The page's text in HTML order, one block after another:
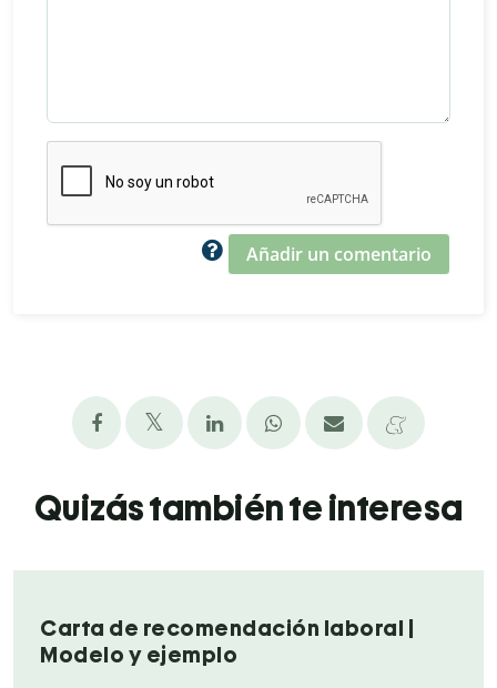
Añadir un comentario
Quizás también te interesa
Carta de recomendación laboral |
Modelo y ejemplo